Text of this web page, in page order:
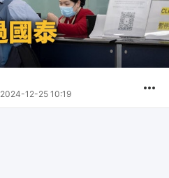
2024-12-25 10:19